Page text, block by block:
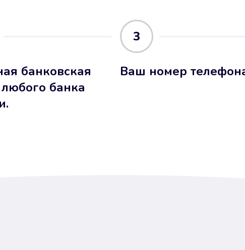
банковская
банка
3
Ваш номер